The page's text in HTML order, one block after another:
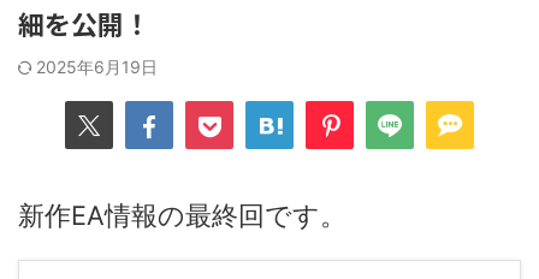
細を公開！
2025年6月19日
新作EA情報の最終回です。